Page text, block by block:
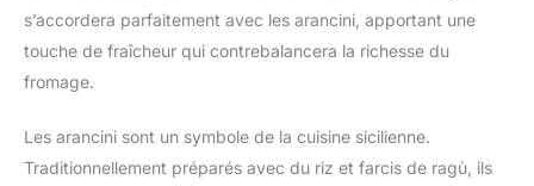
s’accordera parfaitement avec les arancini, apportant une
touche de fraîcheur qui contrebalancera la richesse du
fromage.
Les arancini sont un symbole de la cuisine sicilienne.
Traditionnellement préparés avec du riz et farcis de ragù, ils